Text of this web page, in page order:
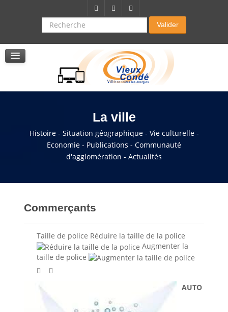
Recherche Valider
La résidence autonomie
Service de soins infirmers à domicile
Service d'aide à domicile
Pole multi services accompagnement seniors
La ville
Histoire - Situation géographique - Vie culturelle -
Economie - Publications - Communauté
d'agglomération - Actualités
Commerçants
Taille de police Réduire la taille de la police
Augmenter la
taille de police
AUTO